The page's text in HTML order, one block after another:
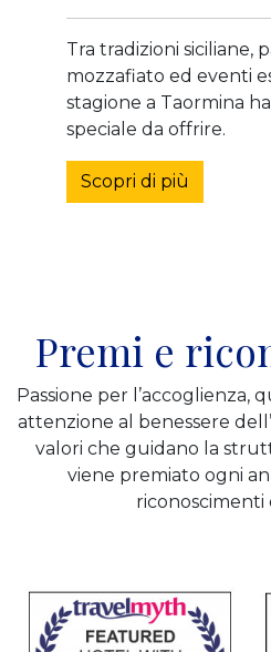
Tra tradizioni siciliane,
mozzafiato ed eventi
stagione a Taormina
speciale da offrire.
Scopri di più
Premi e
Passione per l’accoglienza,
attenzione al benessere
valori che guidano la
viene premiato ogni
riconoscimenti